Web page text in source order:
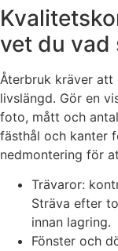
vet du vad
Återbruk kräver
livslängd. Gör en
foto, mått och
fästhål och kanter
nedmontering för
Trävaror:
Sträva efter
innan lagring.
Fönster och